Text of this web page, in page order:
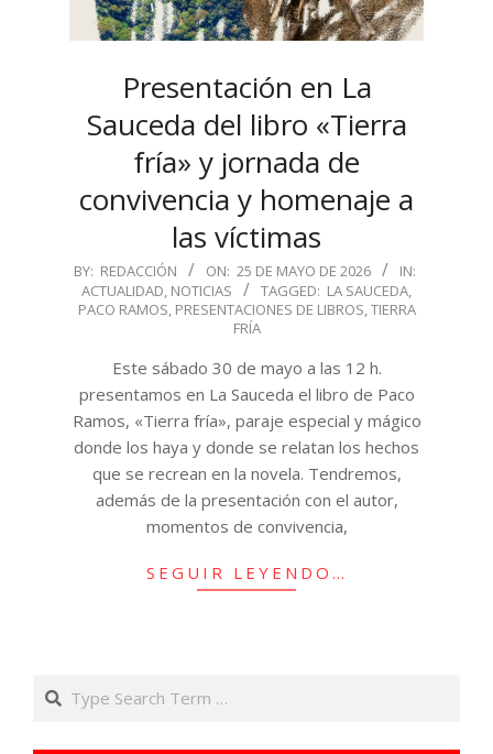
Presentación en La
Sauceda del libro «Tierra
fría» y jornada de
convivencia y homenaje a
las víctimas
2026-
05-
25
BY: REDACCIÓN ON: 25 DE MAYO DE 2026
IN:
ACTUALIDAD, NOTICIAS TAGGED: LA SAUCEDA,
PACO RAMOS, PRESENTACIONES DE LIBROS,TIERRA
FRÍA
Este sábado 30 de mayo a las 12 h.
presentamos en La Sauceda el libro de Paco
Ramos, «Tierra fría», paraje especial y mágico
donde los haya y donde se relatan los hechos
que se recrean en la novela. Tendremos,
además de la presentación con el autor,
momentos de convivencia,
SEGUIR LEYENDO…
Search